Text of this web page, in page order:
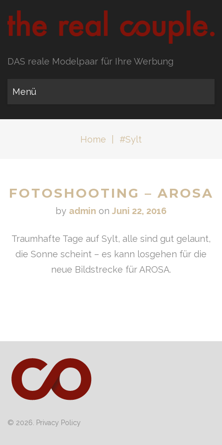
DAS reale Modelpaar für Ihre Werbung
Menü
Home #Sylt
FOTOSHOOTING – AROSA
by admin on Juni 22, 2016
Traumhafte Tage auf Sylt, alle sind gut gelaunt,
die Sonne scheint – es kann losgehen für die
neue Bildstrecke für AROSA.
© 2026. Privacy Policy